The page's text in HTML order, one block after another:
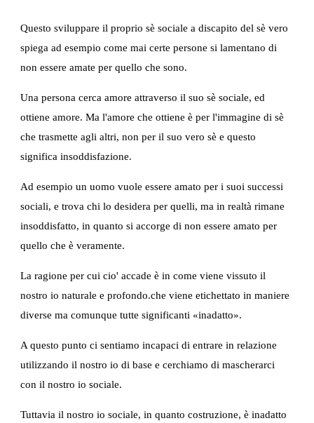
Questo sviluppare il proprio sè sociale a discapito del sè vero
spiega ad esempio come mai certe persone si lamentano di
non essere amate per quello che sono.
Una persona cerca amore attraverso il suo sè sociale, ed
ottiene amore. Ma l'amore che ottiene è per l'immagine di sè
che trasmette agli altri, non per il suo vero sè e questo
significa insoddisfazione.
Ad esempio un uomo vuole essere amato per i suoi successi
sociali, e trova chi lo desidera per quelli, ma in realtà rimane
insoddisfatto, in quanto si accorge di non essere amato per
quello che è veramente.
La ragione per cui cio' accade è in come viene vissuto il
nostro io naturale e profondo.che viene etichettato in maniere
diverse ma comunque tutte significanti «inadatto».
A questo punto ci sentiamo incapaci di entrare in relazione
utilizzando il nostro io di base e cerchiamo di mascherarci
con il nostro io sociale.
Tuttavia il nostro io sociale, in quanto costruzione, è inadatto